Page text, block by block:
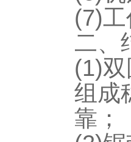
(7)
二、
(1)
组成
靠；